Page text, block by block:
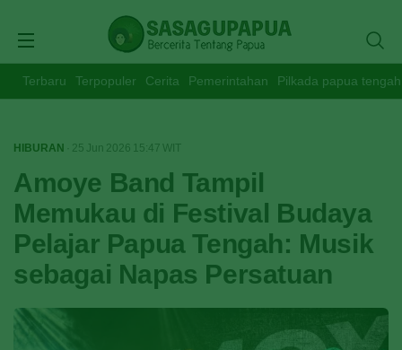
Terbaru Terpopuler Cerita Pemerintahan Pilkada papua tengah
HIBURAN · 25 Jun 2026 15:47 WIT
Amoye Band Tampil
Memukau di Festival Budaya
Pelajar Papua Tengah: Musik
sebagai Napas Persatuan